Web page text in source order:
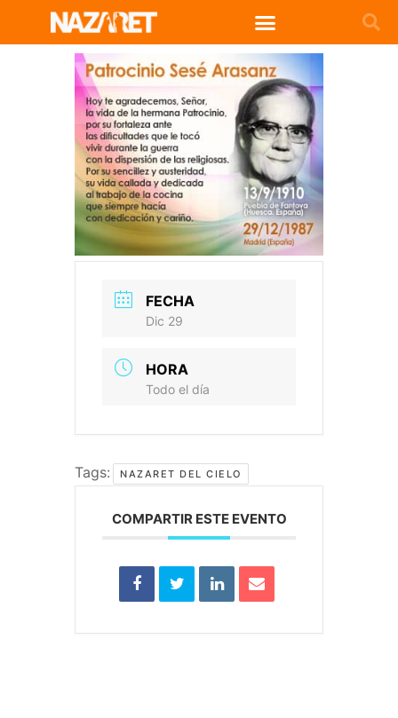
FECHA
Dic 29
HORA
Todo el día
Tags: NAZARET DEL CIELO
COMPARTIR ESTE EVENTO